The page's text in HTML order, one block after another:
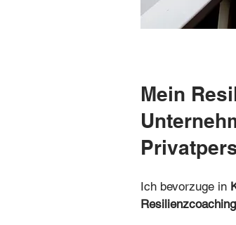
Mein
Ich bevorzuge in